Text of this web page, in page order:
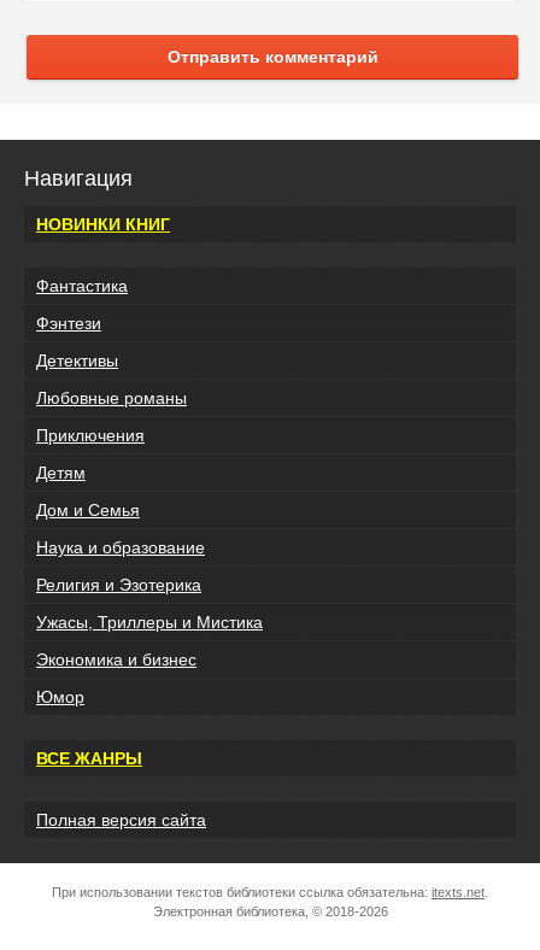
Отправить комментарий
Навигация
НОВИНКИ КНИГ
Фантастика
Фэнтези
Детективы
Любовные романы
Приключения
Детям
Дом и Семья
Наука и образование
Религия и Эзотерика
Ужасы, Триллеры и Мистика
Экономика и бизнес
Юмор
ВСЕ ЖАНРЫ
Полная версия сайта
При использовании текстов библиотеки ссылка обязательна: itexts.net
Электронная библиотека, © 2018-2026